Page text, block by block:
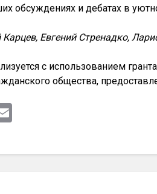
обсуждениях и дебатах в
Карцев, Евгений Стренадко,
с использованием
общества,